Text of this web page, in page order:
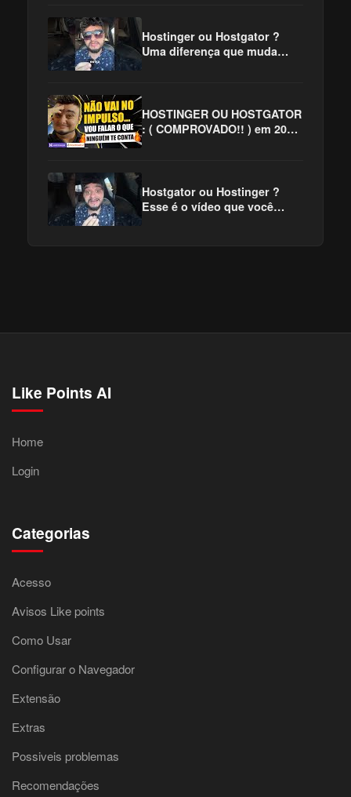
Hostinger ou Hostgator ?
Uma diferença que muda
HOSTINGER OU HOSTGATOR
: ( COMPROVADO!! ) em 2025
Hostgator ou Hostinger ?
Esse é o vídeo que você
Like Points AI
Home
Login
Categorias
Acesso
Avisos Like points
Como Usar
Configurar o Navegador
Extensão
Extras
Possiveis problemas
Recomendações